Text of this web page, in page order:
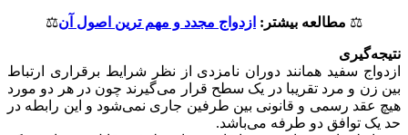
⚖️ مطالعه بیشتر: ازدواج مجدد و مهم ترین اصول آن⚖️
نتیجه‌گیری
ازدواج سفید همانند دوران نامزدی از نظر شرایط برقراری ارتباط
بین زن و مرد تقریبا در یک سطح قرار می‌گیرند چون در هر دو مورد
هیچ عقد رسمی و قانونی بین طرفین جاری نمی‌شود و این رابطه در
حد ‌یک توافق دو طرفه می‌باشد.